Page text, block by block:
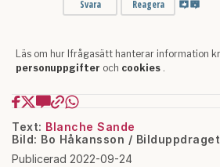
Text: Blanche Sande
Bild: Bo Håkansson /
Publicerad 2022-09-24